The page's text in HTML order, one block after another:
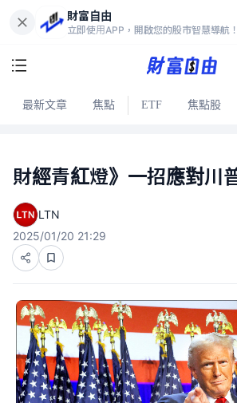
財富自由
立即使用APP，開啟您的股市智慧導航！
最新文章 焦點 ETF 焦點股
財經青紅燈》一招應對川
LTN
2025/01/20 21:29